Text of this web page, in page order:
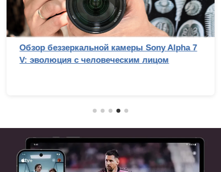
Обзор беззеркальной камеры Sony Alpha 7
V: эволюция с человеческим лицом